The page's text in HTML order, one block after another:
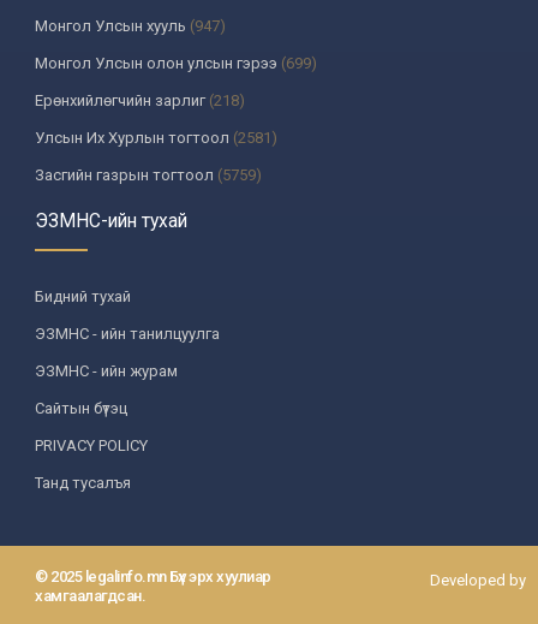
Монгол Улсын хууль (947)
Монгол Улсын олон улсын гэрээ (699)
Ерөнхийлөгчийн зарлиг(218)
Улсын Их Хурлын тогтоол (2581)
Засгийн газрын тогтоол (5759)
Үндсэн хуулийн цэцийн шийдвэр
Улсын дээд шүүхийн тогтоол
УИХ-аас томилогддог байгууллагын дарга, түүнтэй адилтгах
албан тушаалтны шийдвэр
Сайдын тушаал(987)
Засгийн газрын агентлагийн даргын тушаал
Хууль, хяналтын байгууллага
Төрийн зарим чиг үүргийг хууль болон гэрээний үндсэн дээр
хэрэгжүүлж буй байгууллага
Аймаг, нийслэлийн Засаг даргын захирамж(85)
Зөвлөл, хороо, бусад байгууллага
ЭЗМНС-ийн тухай
Бидний тухай
ЭЗМНС - ийн танилцуулга
ЭЗМНС - ийн журам
Сайтын бүтэц
PRIVACY POLICY
Танд тусалъя
© 2025 legalinfo.mn Бүх эрх хуулиар
хамгаалагдсан.
Developed by